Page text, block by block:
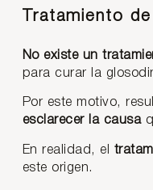
Tratamiento
No existe un
para curar la
Por este motivo,
esclarecer la causa
En realidad, el
este origen.